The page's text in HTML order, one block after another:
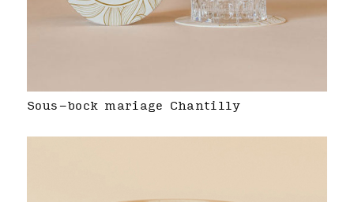
Sous-bock mariage Chantilly